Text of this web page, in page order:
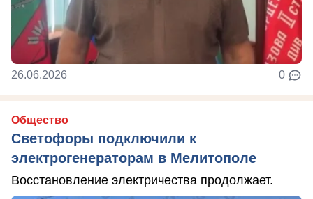
26.06.2026 0
Общество
Светофоры подключили к
электрогенераторам в Мелитополе
Восстановление электричества продолжает.